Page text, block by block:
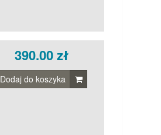
390.00 zł
Dodaj do koszyka